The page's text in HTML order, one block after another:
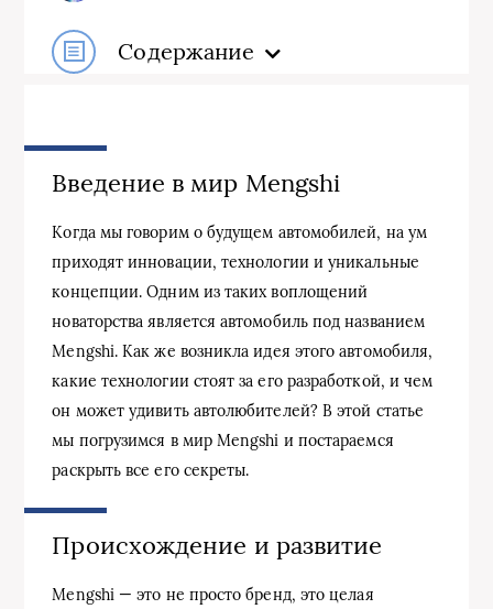
Содержание
Введение в мир Mengshi
Когда мы говорим о будущем автомобилей, на ум
приходят инновации, технологии и уникальные
концепции. Одним из таких воплощений
новаторства является автомобиль под названием
Mengshi. Как же возникла идея этого автомобиля,
какие технологии стоят за его разработкой, и чем
он может удивить автолюбителей? В этой статье
мы погрузимся в мир Mengshi и постараемся
раскрыть все его секреты.
Происхождение и развитие
Mengshi — это не просто бренд, это целая